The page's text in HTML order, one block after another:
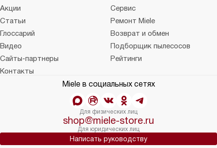
Акции
Сервис
Статьи
Ремонт Miele
Глоссарий
Возврат и обмен
Видео
Подборщик пылесосов
Сайты-партнеры
Рейтинги
Контакты
Miele в социальных сетях
Для физических лиц
shop@miele-store.ru
Для юридических лиц
Написать руководству